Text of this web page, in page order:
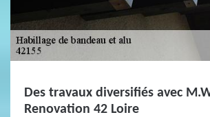
Des travaux diversifiés avec
Renovation 42 Loire